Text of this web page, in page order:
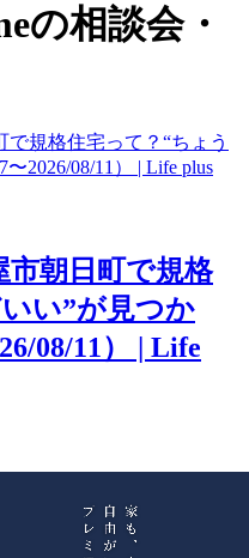
の相談会・
市朝日町で規格
い”が見つか
08/11） | Life